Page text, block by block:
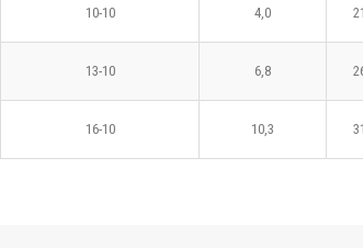
10-10 4,0
13-10 6,8
16-10 10,3